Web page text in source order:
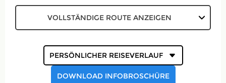
Ausflüge
Geld
Mahlzeiten
VOLLSTÄNDIGE ROUTE ANZEIGEN
Reiseverlauf
DOWNLOAD INFOBROSCHÜRE